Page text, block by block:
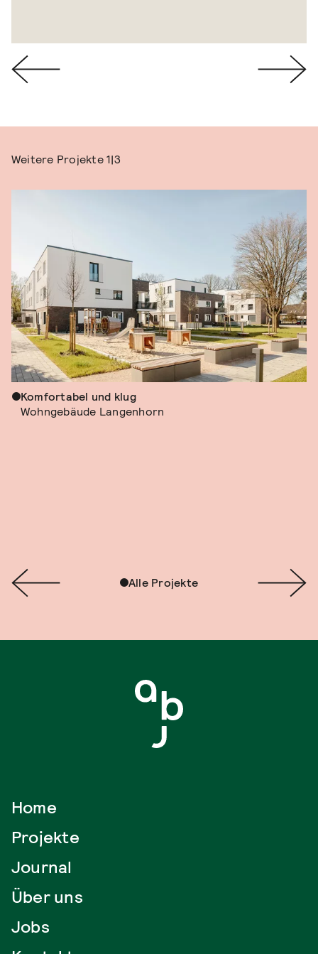
Weitere Projekte1|3
Komfortabel und klug
Wohngebäude Langenhorn
Alle Projekte
Home
Projekte
Journal
Über uns
Jobs